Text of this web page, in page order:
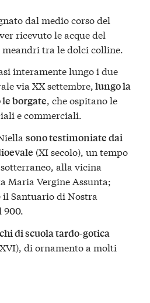
dal medio corso del
ricevuto le acque del
meandri tra le dolci colline.
interamente lungo i due
via XX settembre,lungo la
borgate, che ospitano le
e commerciali.
sono testimoniate dai
(XI secolo), un tempo
alla vicina
Maria Vergine Assunta;
il Santuario di Nostra
900.
di scuola tardo-gotica
XVI), di ornamento a molti